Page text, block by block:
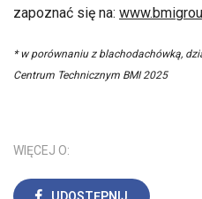
zapoznać się na:
* w porównaniu z blachodachówką,
Centrum Technicznym BMI 2025
WIĘCEJ O: